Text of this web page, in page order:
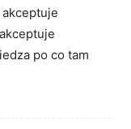
po co tam